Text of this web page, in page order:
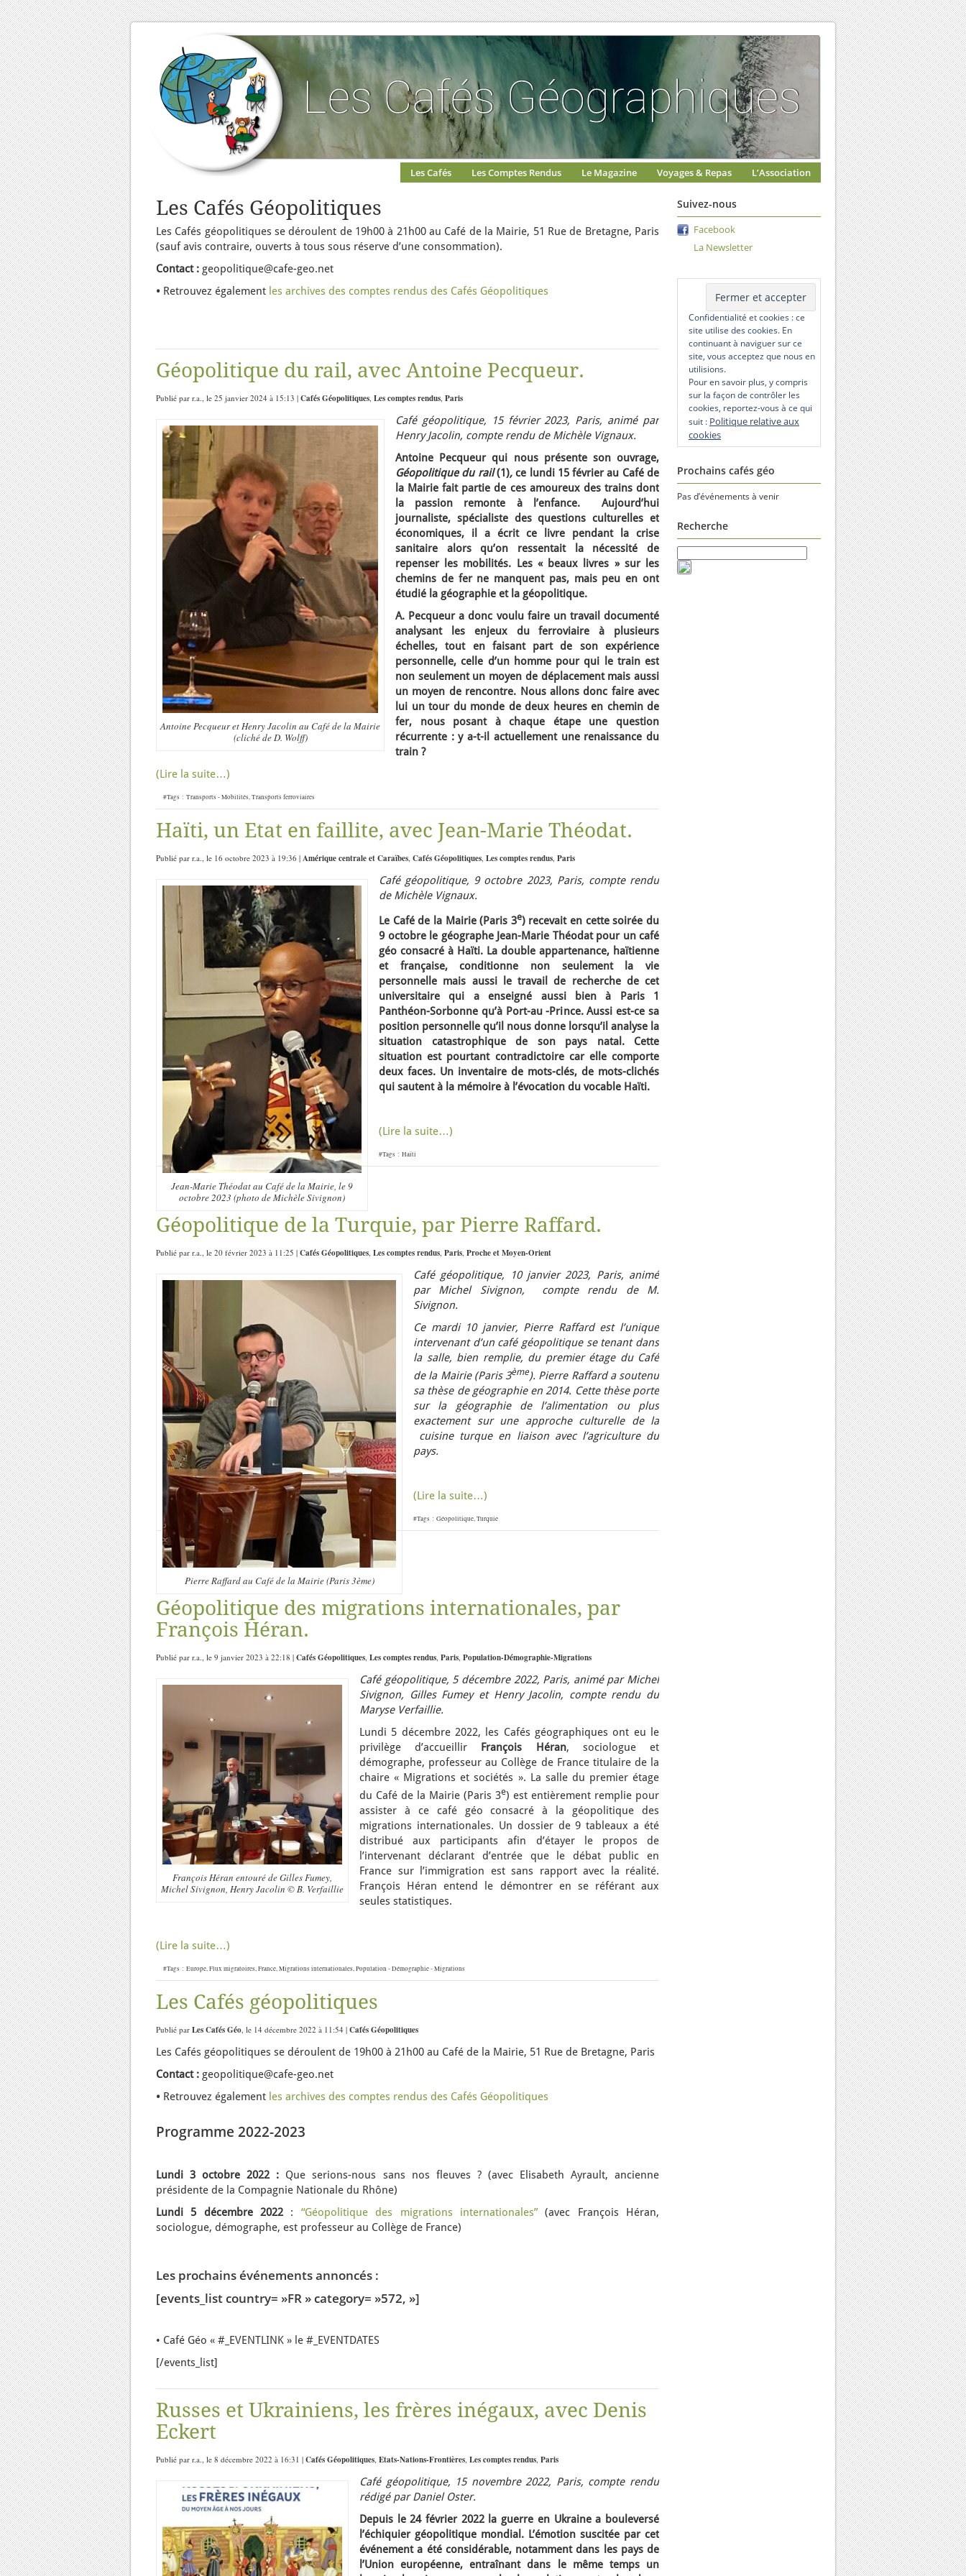
Les Cafés Les Comptes Rendus Le Magazine Voyages & Repas L’Association
Les Cafés Géopolitiques
Les Cafés géopolitiques se déroulent de 19h00 à 21h00 au Café de la Mairie, 51 Rue de Bretagne, Paris
(sauf avis contraire, ouverts à tous sous réserve d’une consommation).
Contact : geopolitique@cafe-geo.net
• Retrouvez également les archives des comptes rendus des Cafés Géopolitiques
Géopolitique du rail, avec Antoine Pecqueur.
Publié par r.a., le 25 janvier 2024 à 15:13 | Cafés Géopolitiques, Les comptes rendus, Paris
Antoine Pecqueur et Henry Jacolin au Café de la Mairie
(cliché de D. Wolff)
Café géopolitique, 15 février 2023, Paris, animé par
Henry Jacolin, compte rendu de Michèle Vignaux.
Antoine Pecqueur qui nous présente son ouvrage,
Géopolitique du rail(1),ce lundi 15 février au Café de
la Mairie fait partie de ces amoureux des trains dont
la passion remonte à l’enfance. Aujourd’hui
journaliste, spécialiste des questions culturelles et
économiques, il a écrit ce livre pendant la crise
sanitaire alors qu’on ressentait la nécessité de
repenser les mobilités. Les « beaux livres » sur les
chemins de fer ne manquent pas, mais peu en ont
étudié la géographie et la géopolitique.
A. Pecqueur a donc voulu faire un travail documenté
analysant les enjeux du ferroviaire à plusieurs
échelles, tout en faisant part de son expérience
personnelle, celle d’un homme pour qui le train est
non seulement un moyen de déplacement mais aussi
un moyen de rencontre. Nous allons donc faire avec
lui un tour du monde de deux heures en chemin de
fer, nous posant à chaque étape une question
récurrente : y a-t-il actuellement une renaissance du
train ?
(Lire la suite…)
#Tags : Transports - Mobilités,Transports ferroviaires
Haïti, un Etat en faillite, avec Jean-Marie Théodat.
Publié par r.a., le 16 octobre 2023 à 19:36 | Amérique centrale et Caraïbes, Cafés Géopolitiques, Les comptes rendus, Paris
Jean-Marie Théodat au Café de la Mairie, le 9
octobre 2023 (photo de Michèle Sivignon)
Café géopolitique, 9 octobre 2023, Paris, compte rendu
de Michèle Vignaux.
Le Café de la Mairie (Paris 3e) recevait en cette soirée du
9 octobre le géographe Jean-Marie Théodat pour un café
géo consacré à Haïti. La double appartenance, haïtienne
et française, conditionne non seulement la vie
personnelle mais aussi le travail de recherche de cet
universitaire qui a enseigné aussi bien à Paris 1
Panthéon-Sorbonne qu’à Port-au -Prince. Aussi est-ce sa
position personnelle qu’il nous donne lorsqu’il analyse la
situation catastrophique de son pays natal. Cette
situation est pourtant contradictoire car elle comporte
deux faces. Un inventaire de mots-clés, de mots-clichés
qui sautent à la mémoire à l’évocation du vocable Haïti.
(Lire la suite…)
#Tags : Haïti
Géopolitique de la Turquie, par Pierre Raffard.
Publié par r.a., le 20 février 2023 à 11:25 | Cafés Géopolitiques, Les comptes rendus, Paris, Proche et Moyen-Orient
Pierre Raffard au Café de la Mairie (Paris 3ème)
Café géopolitique, 10 janvier 2023, Paris, animé
par Michel Sivignon, compte rendu de M.
Sivignon.
Ce mardi 10 janvier, Pierre Raffard est l’unique
intervenant d’un café géopolitique se tenant dans
la salle, bien remplie, du premier étage du Café
de la Mairie (Paris 3ème). Pierre Raffard a soutenu
sa thèse de géographie en 2014. Cette thèse porte
sur la géographie de l’alimentation ou plus
exactement sur une approche culturelle de la
cuisine turque en liaison avec l’agriculture du
pays.
(Lire la suite…)
#Tags : Géopolitique,Turquie
Géopolitique des migrations internationales, par
François Héran.
Publié par r.a., le 9 janvier 2023 à 22:18 | Cafés Géopolitiques, Les comptes rendus, Paris, Population-Démographie-Migrations
François Héran entouré de Gilles Fumey,
Michel Sivignon, Henry Jacolin © B. Verfaillie
Café géopolitique, 5 décembre 2022, Paris, animé par Michel
Sivignon, Gilles Fumey et Henry Jacolin, compte rendu du
Maryse Verfaillie.
Lundi 5 décembre 2022, les Cafés géographiques ont eu le
privilège d’accueillir François Héran, sociologue et
démographe, professeur au Collège de France titulaire de la
chaire « Migrations et sociétés ». La salle du premier étage
du Café de la Mairie (Paris 3e) est entièrement remplie pour
assister à ce café géo consacré à la géopolitique des
migrations internationales. Un dossier de 9 tableaux a été
distribué aux participants afin d’étayer le propos de
l’intervenant déclarant d’entrée que le débat public en
France sur l’immigration est sans rapport avec la réalité.
François Héran entend le démontrer en se référant aux
seules statistiques.
(Lire la suite…)
#Tags : Europe,Flux migratoires,France,Migrations internationales,Population - Démographie - Migrations
Les Cafés géopolitiques
Publié par Les Cafés Géo, le 14 décembre 2022 à 11:54 | Cafés Géopolitiques
Les Cafés géopolitiques se déroulent de 19h00 à 21h00 au Café de la Mairie, 51 Rue de Bretagne, Paris
Contact : geopolitique@cafe-geo.net
• Retrouvez également les archives des comptes rendus des Cafés Géopolitiques
Programme 2022-2023
Lundi 3 octobre 2022 : Que serions-nous sans nos fleuves ? (avec Elisabeth Ayrault, ancienne
présidente de la Compagnie Nationale du Rhône)
Lundi 5 décembre 2022 : “Géopolitique des migrations internationales”(avec François Héran,
sociologue, démographe, est professeur au Collège de France)
Les prochains événements annoncés :
[events_list country= »FR » category= »572, »]
• Café Géo « #_EVENTLINK » le #_EVENTDATES
[/events_list]
Russes et Ukrainiens, les frères inégaux, avec Denis
Eckert
Publié par r.a., le 8 décembre 2022 à 16:31 | Cafés Géopolitiques, Etats-Nations-Frontières, Les comptes rendus, Paris
Café géopolitique, 15 novembre 2022, Paris, compte rendu
rédigé par Daniel Oster.
Depuis le 24 février 2022 la guerre en Ukraine a bouleversé
l’échiquier géopolitique mondial. L’émotion suscitée par cet
événement a été considérable, notamment dans les pays de
l’Union européenne, entraînant dans le même temps un
Suivez-nous
Facebook
La Newsletter
Confidentialité et cookies : ce
site utilise des cookies. En
continuant à naviguer sur ce
site, vous acceptez que nous en
utilisions.
Pour en savoir plus, y compris
sur la façon de contrôler les
cookies, reportez-vous à ce qui
suit : Politique relative aux
cookies
Prochains cafés géo
Pas d’événements à venir
Recherche